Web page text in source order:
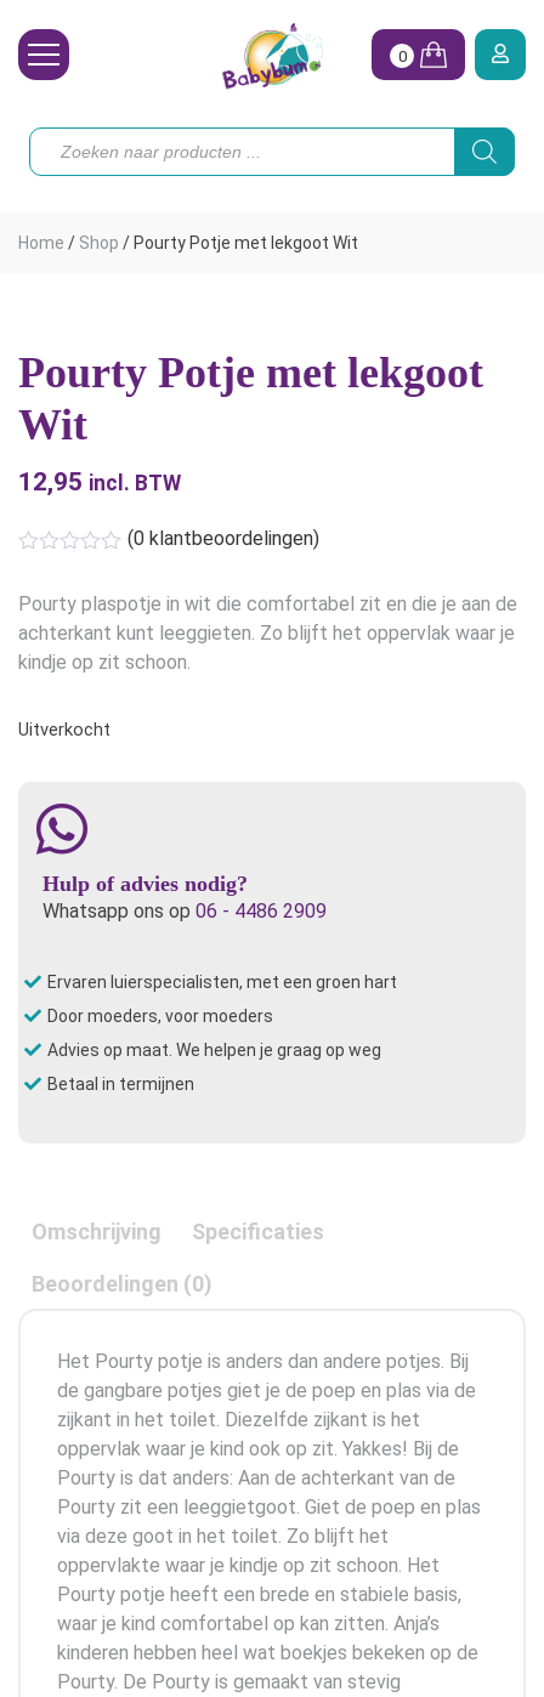
Toebehoren
Onze merken
Hoe begin ik?
0
Producten
zoeken
Home / Shop / Pourty Potje met lekgoot Wit
Pourty Potje met lekgoot
Wit
12,95 incl. BTW
(0 klantbeoordelingen)
Pourty plaspotje in wit die comfortabel zit en die je aan de
achterkant kunt leeggieten. Zo blijft het oppervlak waar je
kindje op zit schoon.
Uitverkocht
Hulp of advies nodig?
Whatsapp ons op 06 - 4486 2909
Ervaren luierspecialisten, met een groen hart
Door moeders, voor moeders
Advies op maat. We helpen je graag op weg
Betaal in termijnen
Omschrijving Specificaties
Beoordelingen (0)
Het Pourty potje is anders dan andere potjes. Bij
de gangbare potjes giet je de poep en plas via de
zijkant in het toilet. Diezelfde zijkant is het
oppervlak waar je kind ook op zit. Yakkes! Bij de
Pourty is dat anders: Aan de achterkant van de
Pourty zit een leeggietgoot. Giet de poep en plas
via deze goot in het toilet. Zo blijft het
oppervlakte waar je kindje op zit schoon. Het
Pourty potje heeft een brede en stabiele basis,
waar je kind comfortabel op kan zitten. Anja’s
kinderen hebben heel wat boekjes bekeken op de
Pourty. De Pourty is gemaakt van stevig